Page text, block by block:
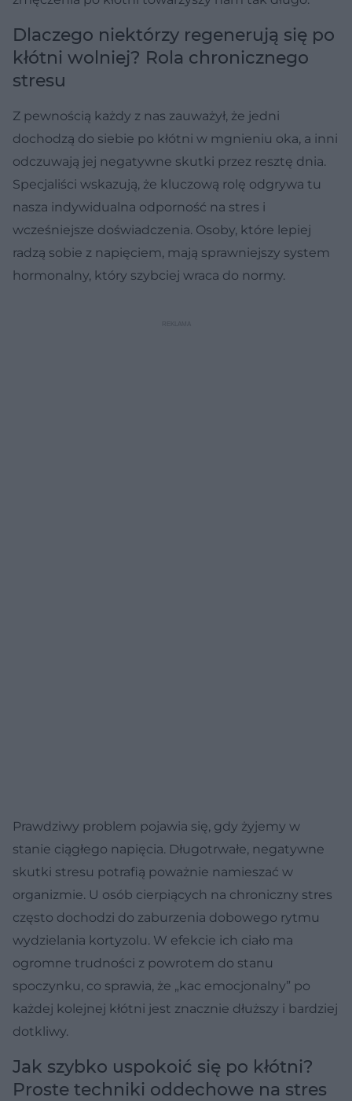
Dlaczego niektórzy regenerują się po
kłótni wolniej? Rola chronicznego
stresu
Z pewnością każdy z nas zauważył, że jedni
dochodzą do siebie po kłótni w mgnieniu oka, a inni
odczuwają jej negatywne skutki przez resztę dnia.
Specjaliści wskazują, że kluczową rolę odgrywa tu
nasza indywidualna odporność na stres i
wcześniejsze doświadczenia. Osoby, które lepiej
radzą sobie z napięciem, mają sprawniejszy system
hormonalny, który szybciej wraca do normy.
Prawdziwy problem pojawia się, gdy żyjemy w
stanie ciągłego napięcia. Długotrwałe, negatywne
skutki stresu potrafią poważnie namieszać w
organizmie. U osób cierpiących na chroniczny stres
często dochodzi do zaburzenia dobowego rytmu
wydzielania kortyzolu. W efekcie ich ciało ma
ogromne trudności z powrotem do stanu
spoczynku, co sprawia, że „kac emocjonalny” po
każdej kolejnej kłótni jest znacznie dłuższy i bardziej
dotkliwy.
Jak szybko uspokoić się po kłótni?
Proste techniki oddechowe na stres